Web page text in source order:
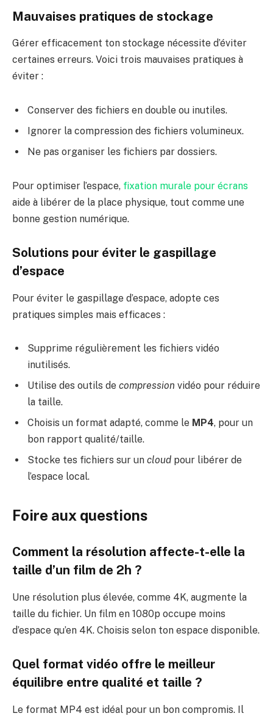
Mauvaises pratiques de stockage
Gérer efficacement ton stockage nécessite d’éviter
certaines erreurs. Voici trois mauvaises pratiques à
éviter :
Conserver des fichiers en double ou inutiles.
Ignorer la compression des fichiers volumineux.
Ne pas organiser les fichiers par dossiers.
Pour optimiser l’espace, fixation murale pour écrans
aide à libérer de la place physique, tout comme une
bonne gestion numérique.
Solutions pour éviter le gaspillage
d’espace
Pour éviter le gaspillage d’espace, adopte ces
pratiques simples mais efficaces :
Supprime régulièrement les fichiers vidéo
inutilisés.
Utilise des outils de compression vidéo pour réduire
la taille.
Choisis un format adapté, comme le MP4, pour un
bon rapport qualité/taille.
Stocke tes fichiers sur un cloud pour libérer de
l’espace local.
Foire aux questions
Comment la résolution affecte-t-elle la
taille d’un film de 2h ?
Une résolution plus élevée, comme 4K, augmente la
taille du fichier. Un film en 1080p occupe moins
d’espace qu’en 4K. Choisis selon ton espace disponible.
Quel format vidéo offre le meilleur
équilibre entre qualité et taille ?
Le format MP4 est idéal pour un bon compromis. Il